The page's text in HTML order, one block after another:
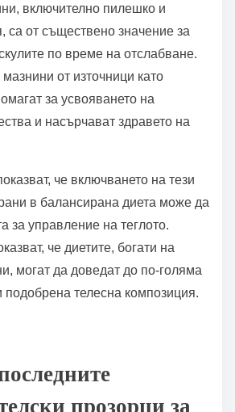
включително пилешко и
са от съществено значение за
по време на отслабване.
от източници като
за усвояването на
и насърчават здравето на
че включването на тези
в балансирана диета може да
за управление на теглото.
че диетите, богати на
могат да доведат до по-голяма
подобрена телесна композиция.